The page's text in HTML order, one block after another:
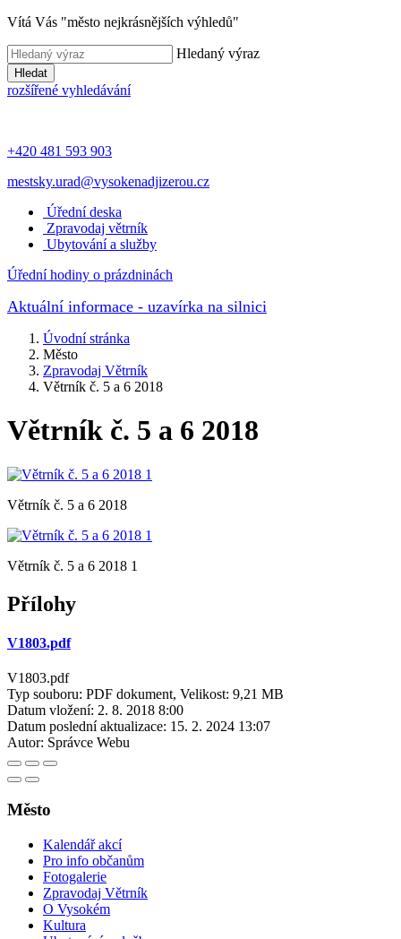
Vítá Vás "město nejkrásnějších výhledů"
Hledaný výraz
Hledat
rozšířené vyhledávání
+420 481 593 903
mestsky.urad@vysokenadjizerou.cz
Úřední deska
Zpravodaj větrník
Ubytování a služby
Úřední hodiny o prázdninách
Aktuální informace - uzavírka na silnici
Úvodní stránka
Město
Zpravodaj Větrník
Větrník č. 5 a 6 2018
Větrník č. 5 a 6 2018
Větrník č. 5 a 6 2018
Větrník č. 5 a 6 2018 1
Přílohy
V1803.pdf
V1803.pdf
Typ souboru: PDF dokument, Velikost: 9,21 MB
Datum vložení: 2. 8. 2018 8:00
Datum poslední aktualizace: 15. 2. 2024 13:07
Autor: Správce Webu
Město
Kalendář akcí
Pro info občanům
Fotogalerie
Zpravodaj Větrník
O Vysokém
Kultura